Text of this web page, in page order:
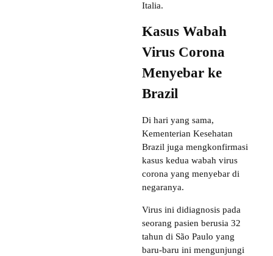
Italia.
Kasus Wabah
Virus Corona
Menyebar ke
Brazil
Di hari yang sama,
Kementerian Kesehatan
Brazil juga mengkonfirmasi
kasus kedua wabah virus
corona yang menyebar di
negaranya.
Virus ini didiagnosis pada
seorang pasien berusia 32
tahun di São Paulo yang
baru-baru ini mengunjungi